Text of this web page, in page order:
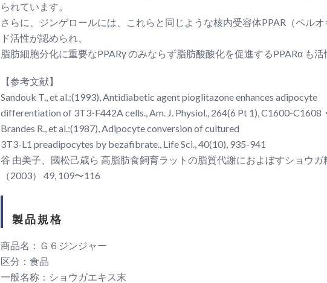
られています。
さらに、ジンゲロールには、これらと同じような核内受容体PPAR（ペル
ド活性が認められ、
脂肪細胞分化に重要なPPARγ のみならず脂肪酸酸化を促進するPPARα も
【参考文献】
Sandouk T., et al.:(1993), Antidiabetic agent pioglitazone enhances adipocyte
differentiation of 3T3-F442A cells., Am. J. Physiol., 264(6 Pt 1), C1600-C1608・
Brandes R., et al.:(1987), Adipocyte conversion of cultured
3T3-L1 preadipocytes by bezafibrate., Life Sci., 40(10), 935-941
谷 由美子、國松己歳ら 高脂肪食飼育ラットの脂質代謝におよぼすショウ
（2003） 49, 109〜116
製 品 規 格
商品名：Ｇ６ジンジャー
区分：食品
一般名称：ショウガエキス末